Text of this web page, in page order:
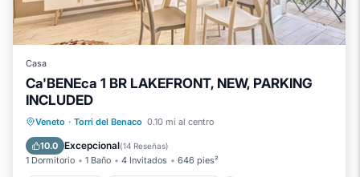
Casa
Ca'BENEca 1 BR LAKEFRONT, NEW, PARKING
INCLUDED
Veneto · Torri del Benaco 0.10 mi al centro
10.0 Excepcional(14 Reseñas)
1 Dormitorio 1 Baño 4 Invitados 646 pies²
Frente al mar
Chimenea/Calefacción
Vista al mar
Balcón/Terraza